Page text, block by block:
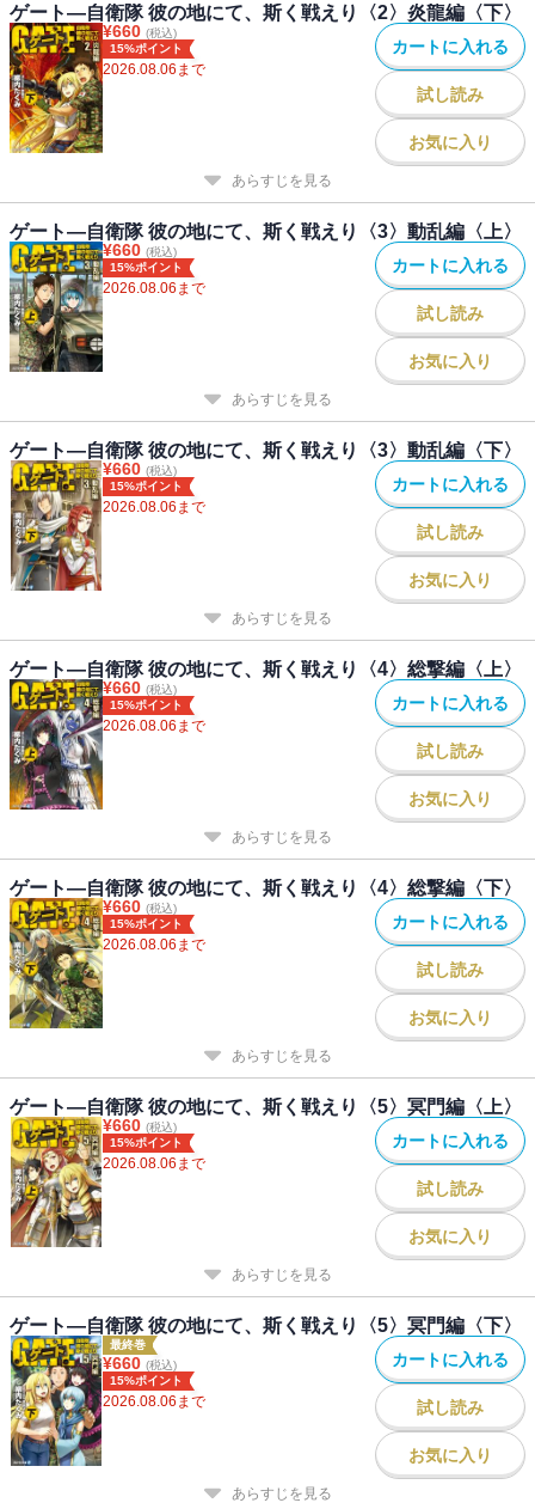
ゲート―自衛隊 彼の地にて、斯く戦えり〈2〉炎龍編〈下〉
¥660 (税込)
15%ポイント
2026.08.06 まで
カートに入れる
試し読み
お気に入り
あらすじを見る
ゲート―自衛隊 彼の地にて、斯く戦えり〈3〉動乱編〈上〉
¥660 (税込)
15%ポイント
2026.08.06 まで
カートに入れる
試し読み
お気に入り
あらすじを見る
ゲート―自衛隊 彼の地にて、斯く戦えり〈3〉動乱編〈下〉
¥660 (税込)
15%ポイント
2026.08.06 まで
カートに入れる
試し読み
お気に入り
あらすじを見る
ゲート―自衛隊 彼の地にて、斯く戦えり〈4〉総撃編〈上〉
¥660 (税込)
15%ポイント
2026.08.06 まで
カートに入れる
試し読み
お気に入り
あらすじを見る
ゲート―自衛隊 彼の地にて、斯く戦えり〈4〉総撃編〈下〉
¥660 (税込)
15%ポイント
2026.08.06 まで
カートに入れる
試し読み
お気に入り
あらすじを見る
ゲート―自衛隊 彼の地にて、斯く戦えり〈5〉冥門編〈上〉
¥660 (税込)
15%ポイント
2026.08.06 まで
カートに入れる
試し読み
お気に入り
あらすじを見る
ゲート―自衛隊 彼の地にて、斯く戦えり〈5〉冥門編〈下〉
最終巻
¥660 (税込)
15%ポイント
2026.08.06 まで
カートに入れる
試し読み
お気に入り
あらすじを見る